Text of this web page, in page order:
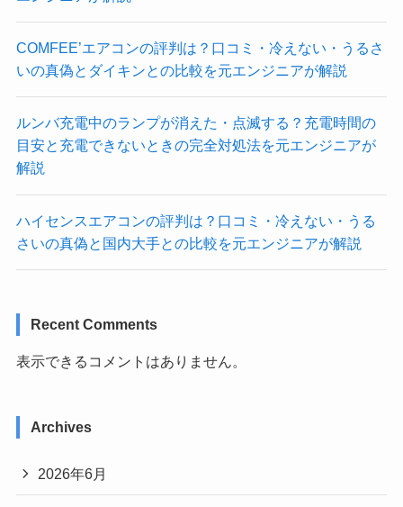
COMFEE’エアコンの評判は？口コミ・冷えない・うるさ
いの真偽とダイキンとの比較を元エンジニアが解説
ルンバ充電中のランプが消えた・点滅する？充電時間の
目安と充電できないときの完全対処法を元エンジニアが
解説
ハイセンスエアコンの評判は？口コミ・冷えない・うる
さいの真偽と国内大手との比較を元エンジニアが解説
Recent Comments
表示できるコメントはありません。
Archives
2026年6月